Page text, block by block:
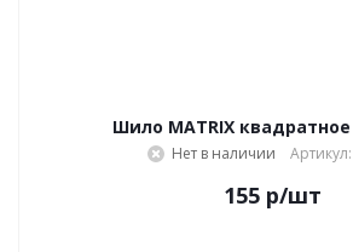
Шило MATRIX
Нет в наличии
155р/шт